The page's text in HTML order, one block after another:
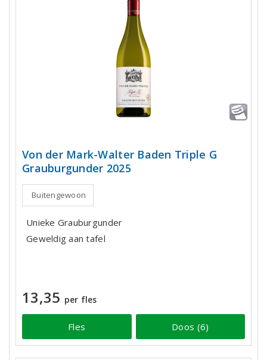
Von der Mark-Walter Baden Triple G
Grauburgunder 2025
Buitengewoon
Unieke Grauburgunder
Geweldig aan tafel
13,35 per fles
Fles Doos (6)